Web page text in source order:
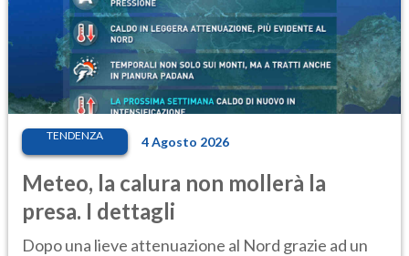
TENDENZA 4 Agosto 2026
Meteo, la calura non mollerà la
presa. I dettagli
Dopo una lieve attenuazione al Nord grazie ad un